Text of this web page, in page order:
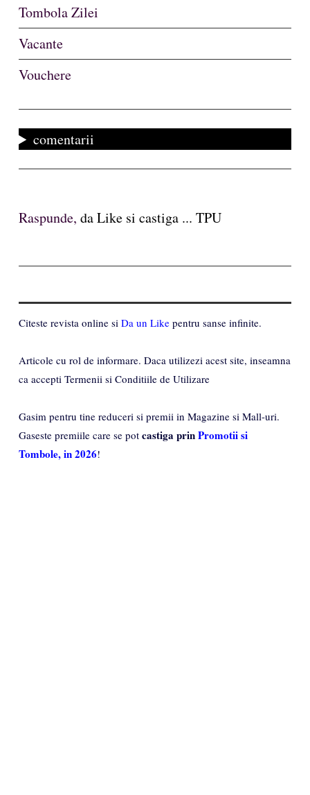
Tombola Zilei
Vacante
Vouchere
comentarii
Raspunde, da Like si castiga ... TPU
Citeste revista online si Da un Like pentru sanse infinite.
Articole cu rol de informare. Daca utilizezi acest site, inseamna
ca accepti Termenii si Conditiile de Utilizare
Gasim pentru tine reduceri si premii in Magazine si Mall-uri.
Gaseste premiile care se pot castiga prinPromotii si
Tombole, in 2026!